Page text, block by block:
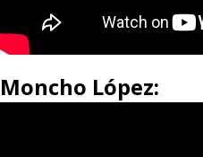
Moncho López: